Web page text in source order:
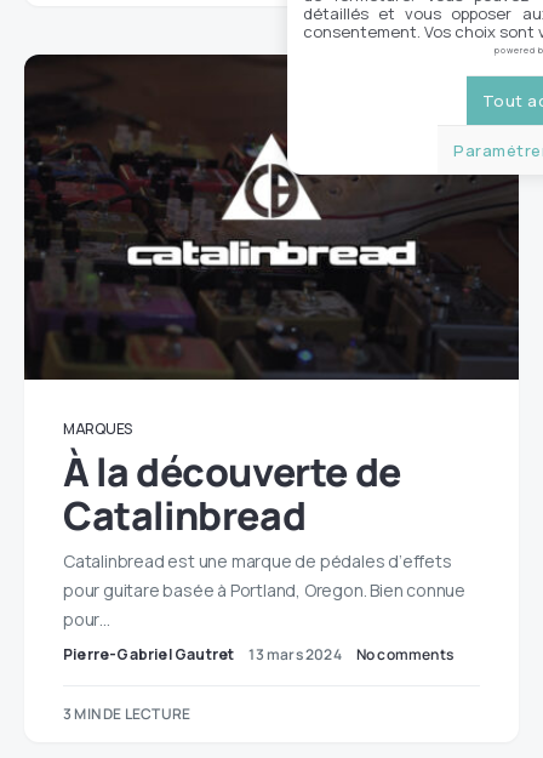
MARQUES
À la découverte de
Catalinbread
Catalinbread est une marque de pédales d’effets
pour guitare basée à Portland, Oregon. Bien connue
pour…
Pierre-Gabriel Gautret 13 mars 2024 No comments
3 MIN DE LECTURE
détaillés et vous opposer
consentement. Vos choix sont
powered
Tout